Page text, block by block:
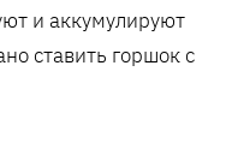
и аккумулируют
ставить горшок с